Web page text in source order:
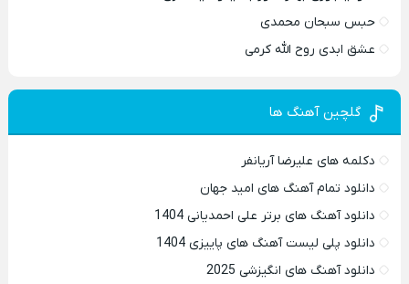
حبس سبحان محمدی
عشق ابدی روح الله کرمی
گلچین آهنگ ها
دکلمه های علیرضا آریانفر
دانلود تمام آهنگ های امید جهان
دانلود آهنگ های برتر علی احمدیانی 1404
دانلود پلی لیست آهنگ های پاییزی 1404
دانلود آهنگ های انگیزشی 2025